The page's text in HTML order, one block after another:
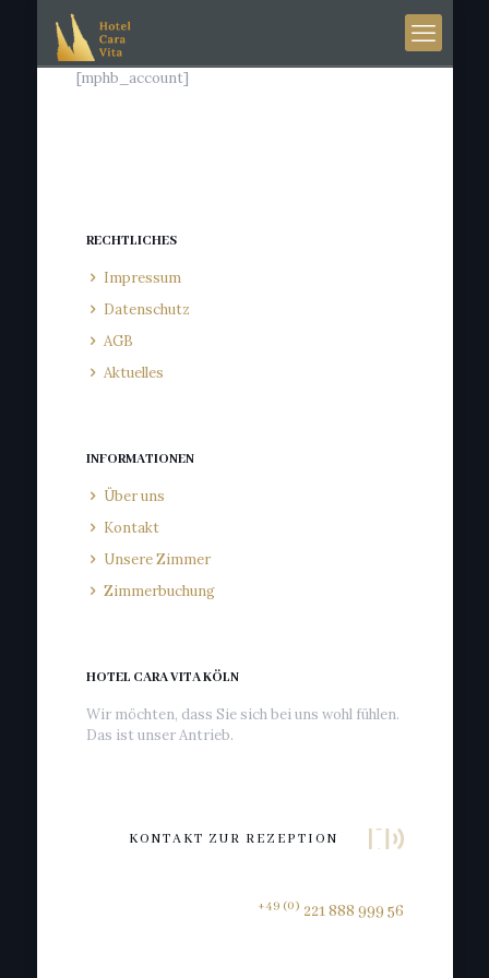
[mphb_account]
RECHTLICHES
Impressum
Datenschutz
AGB
Aktuelles
INFORMATIONEN
Über uns
Kontakt
Unsere Zimmer
Zimmerbuchung
HOTEL CARA VITA KÖLN
Wir möchten, dass Sie sich bei uns wohl fühlen.
Das ist unser Antrieb.
KONTAKT ZUR REZEPTION
+49 (0) 221 888 999 56